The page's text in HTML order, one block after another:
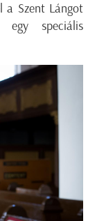
a Szent Lángot
egy speciális